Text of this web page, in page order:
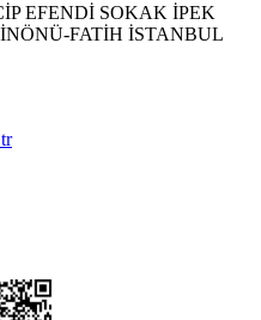
EFENDİ SOKAK İPEK
FATİH İSTANBUL